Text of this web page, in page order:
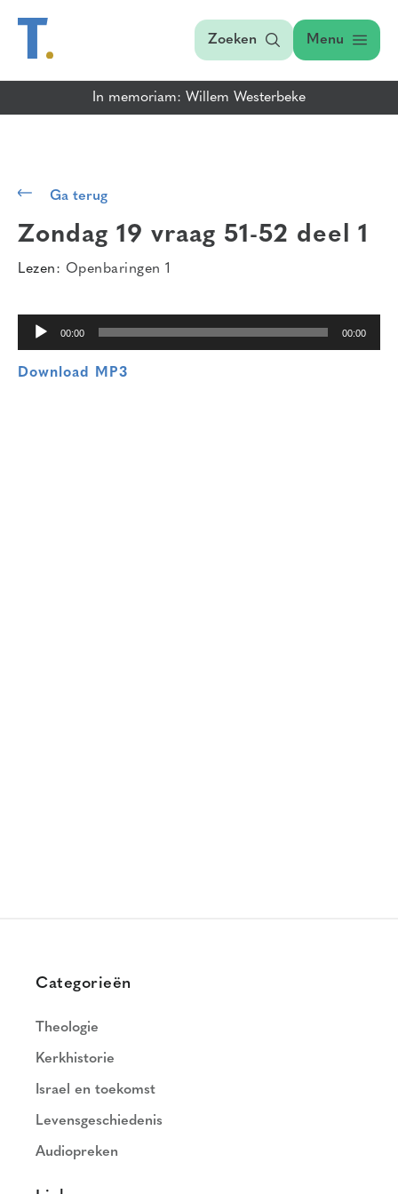
Zoeken Menu
In memoriam: Willem Westerbeke
Ga terug
Zondag 19 vraag 51-52 deel 1
Lezen: Openbaringen 1
00:00 00:00
Download MP3
Categorieën
Theologie
Kerkhistorie
Israel en toekomst
Levensgeschiedenis
Audiopreken